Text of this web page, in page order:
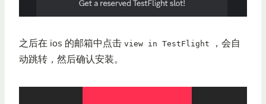
之后在 ios 的邮箱中点击 view in TestFlight
，会自
动跳转，然后确认安装。